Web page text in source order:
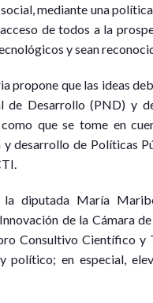
mediante una
de todos a la
y sean
propone que las ideas
de Desarrollo (PND) y
que se tome en
y desarrollo de Políticas
diputada María
de la Cámara
Consultivo Científico y
político; en especial,